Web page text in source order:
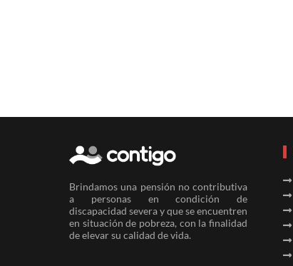
Brindamos una pensión no contributiva
a personas en condición de
discapacidad severa y que se encuentren
en situación de pobreza, con la finalidad
de elevar su calidad de vida.